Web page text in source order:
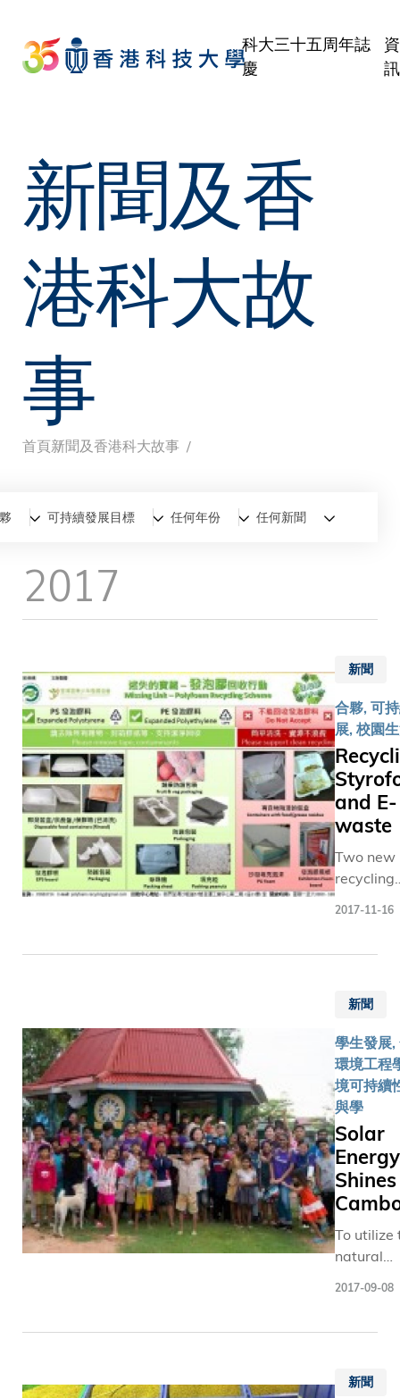
main
content
科大三十五周年誌
慶
資
訊
新聞及香
港科大故
事
導
航
連
結
首頁新聞及香港科大故事
全部新聞香港科大故事
可持續發展目標 任何年份 任何新聞
2017
新聞
合夥, 可
展, 校園
and E-
waste
Two new
recycling
waste
recycling
campus.
2017-11-16
新聞
學生發展,
環境工程
境可持續
與學
Solar
Energy
To utilize
natural
group of
2017-09-08
新聞